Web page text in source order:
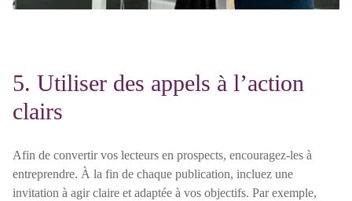
5. Utiliser des appels à l’action
clairs
Afin de convertir vos lecteurs en prospects, encouragez-les à
entreprendre. À la fin de chaque publication, incluez une
invitation à agir claire et adaptée à vos objectifs. Par exemple,